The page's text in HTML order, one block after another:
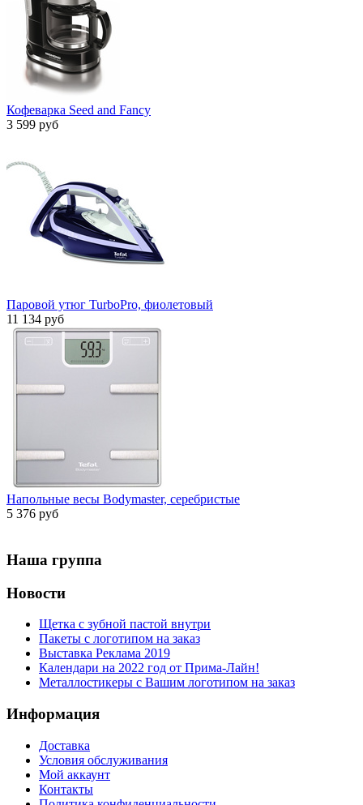
Кофеварка Seed and Fancy
3 599 руб
Паровой утюг TurboPro, фиолетовый
11 134 руб
Напольные весы Bodymaster, серебристые
5 376 руб
Наша группа
Новости
Щетка с зубной пастой внутри
Пакеты с логотипом на заказ
Выставка Реклама 2019
Календари на 2022 год от Прима-Лайн!
Металлостикеры с Вашим логотипом на заказ
Информация
Доставка
Условия обслуживания
Мой аккаунт
Контакты